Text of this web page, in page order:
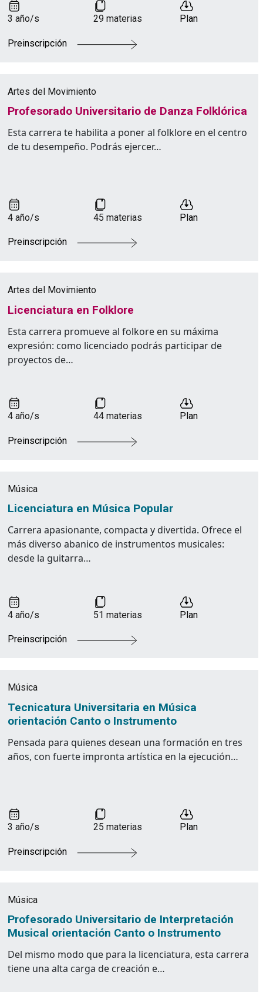
3 año/s 29 materias Plan
Preinscripción
Artes del Movimiento
Profesorado Universitario de Danza Folklórica
Esta carrera te habilita a poner al folklore en el centro
de tu desempeño. Podrás ejercer…
4 año/s 45 materias Plan
Preinscripción
Artes del Movimiento
Licenciatura en Folklore
Esta carrera promueve al folkore en su máxima
expresión: como licenciado podrás participar de
proyectos de…
4 año/s 44 materias Plan
Preinscripción
Música
Licenciatura en Música Popular
Carrera apasionante, compacta y divertida. Ofrece el
más diverso abanico de instrumentos musicales:
desde la guitarra…
4 año/s 51 materias Plan
Preinscripción
Música
Tecnicatura Universitaria en Música
orientación Canto o Instrumento
Pensada para quienes desean una formación en tres
años, con fuerte impronta artística en la ejecución…
3 año/s 25 materias Plan
Preinscripción
Música
Profesorado Universitario de Interpretación
Musical orientación Canto o Instrumento
Del mismo modo que para la licenciatura, esta carrera
tiene una alta carga de creación e…